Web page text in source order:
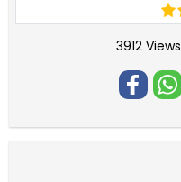
3912 Views